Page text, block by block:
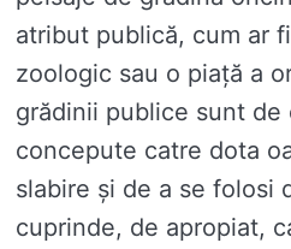
atribut publică, cum ar
zoologic sau o piață a
grădinii publice sunt de
concepute catre dota
slabire și de a se folosi
cuprinde, de apropiat,